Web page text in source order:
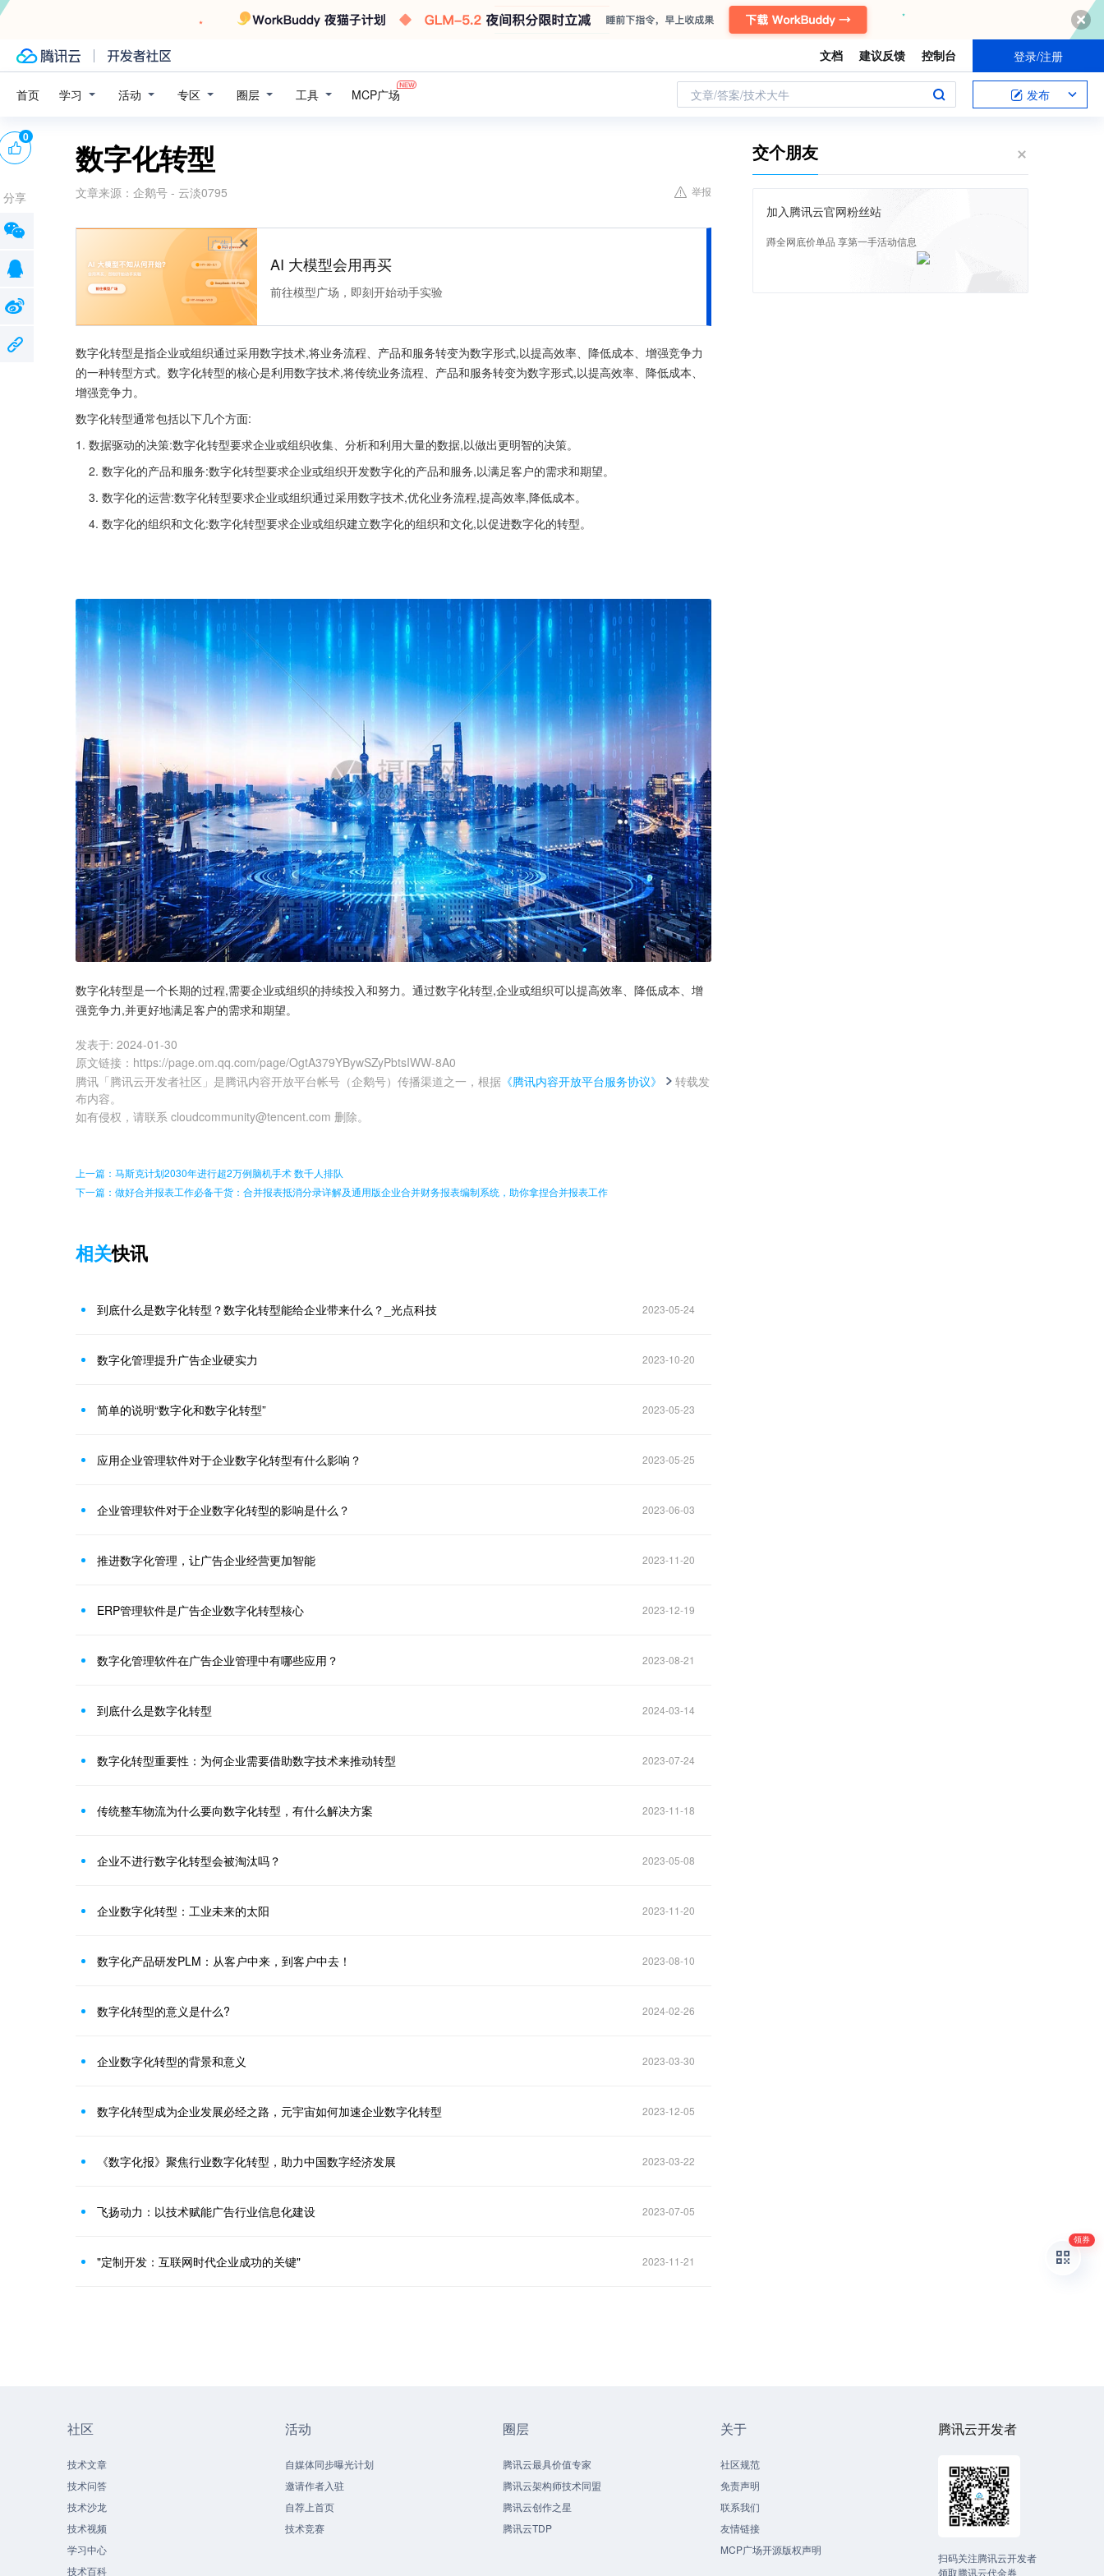
文档 建议反馈 控制台 登录/注册
首页 学习 活动 专区 圈层 工具 MCP广场 文章/答案/技术大牛 发布
数字化转型
文章来源： 企鹅号 - 云淡0795 举报
广告
AI 大模型会用再买
前往模型广场，即刻开始动手实验
数字化转型是指企业或组织通过采用数字技术,将业务流程、产品和服务转变为数字形式,以提高效率、降低成本、增强竞争力
的一种转型方式。数字化转型的核心是利用数字技术,将传统业务流程、产品和服务转变为数字形式,以提高效率、降低成本、
增强竞争力。
数字化转型通常包括以下几个方面:
1. 数据驱动的决策:数字化转型要求企业或组织收集、分析和利用大量的数据,以做出更明智的决策。
    2. 数字化的产品和服务:数字化转型要求企业或组织开发数字化的产品和服务,以满足客户的需求和期望。
    3. 数字化的运营:数字化转型要求企业或组织通过采用数字技术,优化业务流程,提高效率,降低成本。
    4. 数字化的组织和文化:数字化转型要求企业或组织建立数字化的组织和文化,以促进数字化的转型。
数字化转型是一个长期的过程,需要企业或组织的持续投入和努力。通过数字化转型,企业或组织可以提高效率、降低成本、增
强竞争力,并更好地满足客户的需求和期望。
发表于: 2024-01-30
原文链接 ： https://page.om.qq.com/page/OgtA379YBywSZyPbtsIWW-8A0
腾讯「腾讯云开发者社区」是腾讯内容开放平台帐号（企鹅号）传播渠道之一，根据 《腾讯内容开放平台服务协议》
转载发
布内容。
如有侵权，请联系 cloudcommunity@tencent.com 删除。
0
分享
上一篇：马斯克计划2030年进行超2万例脑机手术 数千人排队
下一篇：做好合并报表工作必备干货：合并报表抵消分录详解及通用版企业合并财务报表编制系统，助你拿捏合并报表工作
相关快讯
到底什么是数字化转型？数字化转型能给企业带来什么？_光点科技 2023-05-24
数字化管理提升广告企业硬实力 2023-10-20
简单的说明“数字化和数字化转型” 2023-05-23
应用企业管理软件对于企业数字化转型有什么影响？ 2023-05-25
企业管理软件对于企业数字化转型的影响是什么？ 2023-06-03
推进数字化管理，让广告企业经营更加智能 2023-11-20
ERP管理软件是广告企业数字化转型核心 2023-12-19
数字化管理软件在广告企业管理中有哪些应用？ 2023-08-21
到底什么是数字化转型 2024-03-14
数字化转型重要性：为何企业需要借助数字技术来推动转型 2023-07-24
传统整车物流为什么要向数字化转型，有什么解决方案 2023-11-18
企业不进行数字化转型会被淘汰吗？ 2023-05-08
企业数字化转型：工业未来的太阳 2023-11-20
数字化产品研发PLM：从客户中来，到客户中去！ 2023-08-10
数字化转型的意义是什么? 2024-02-26
企业数字化转型的背景和意义 2023-03-30
数字化转型成为企业发展必经之路，元宇宙如何加速企业数字化转型 2023-12-05
《数字化报》聚焦行业数字化转型，助力中国数字经济发展 2023-03-22
飞扬动力：以技术赋能广告行业信息化建设 2023-07-05
"定制开发：互联网时代企业成功的关键" 2023-11-21
交个朋友
加入腾讯云官网粉丝站
蹲全网底价单品 享第一手活动信息
社区
技术文章
技术问答
技术沙龙
技术视频
学习中心
技术百科
活动
自媒体同步曝光计划
邀请作者入驻
自荐上首页
技术竞赛
圈层
腾讯云最具价值专家
腾讯云架构师技术同盟
腾讯云创作之星
腾讯云TDP
关于
社区规范
免责声明
联系我们
友情链接
MCP广场开源版权声明
腾讯云开发者
扫码关注腾讯云开发者
领取腾讯云代金券
领券